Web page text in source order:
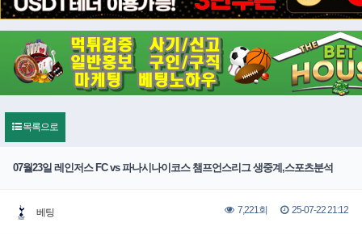
목록으로
07월23일 레인저스 FC vs 파나시나이코스 챔프언스리그 생중계,스포츠분석
베팅 7,221회 25-07-22 21:12